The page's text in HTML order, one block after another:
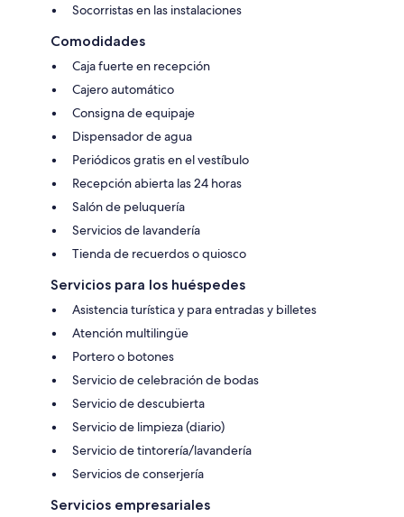
Socorristas en las instalaciones
Comodidades
Caja fuerte en recepción
Cajero automático
Consigna de equipaje
Dispensador de agua
Periódicos gratis en el vestíbulo
Recepción abierta las 24 horas
Salón de peluquería
Servicios de lavandería
Tienda de recuerdos o quiosco
Servicios para los huéspedes
Asistencia turística y para entradas y billetes
Atención multilingüe
Portero o botones
Servicio de celebración de bodas
Servicio de descubierta
Servicio de limpieza (diario)
Servicio de tintorería/lavandería
Servicios de conserjería
Servicios empresariales